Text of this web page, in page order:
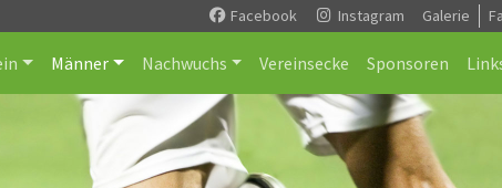
Facebook Instagram Galerie
Männer Nachwuchs Vereinsecke Sponsoren